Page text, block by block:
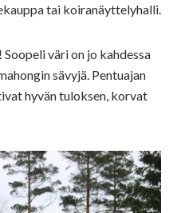
tai koiranäyttelyhalli.
Soopeli väri on jo kahdessa
sävyjä. Pentuajan
hyvän tuloksen, korvat